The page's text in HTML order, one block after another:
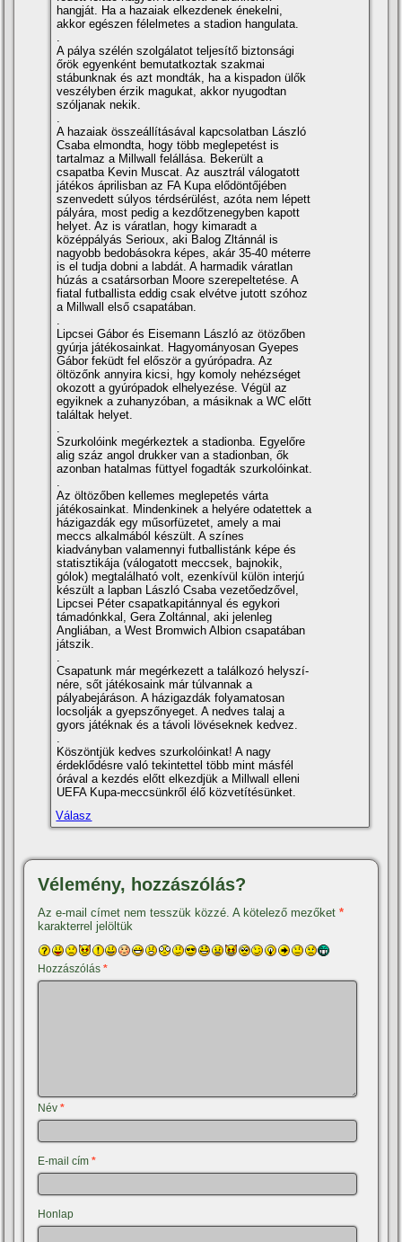
hangját. Ha a hazaiak elkezdenek énekelni,
akkor egészen félelmetes a stadion hangulata.
A pálya szélén szolgálatot teljesí­tő biztonsági
őrök egyenként bemutatkoztak szakmai
stábunknak és azt mondták, ha a kispadon ülők
veszélyben érzik magukat, akkor nyugodtan
szóljanak nekik.
A hazaiak összeállí­tásával kapcsolatban László
Csaba elmondta, hogy több meglepetést is
tartalmaz a Millwall felállása. Bekerült a
csapatba Kevin Muscat. Az ausztrál válogatott
játékos áprilisban az FA Kupa elődöntőjében
szenvedett súlyos térdsérülést, azóta nem lépett
pályára, most pedig a kezdőtzenegyben kapott
helyet. Az is váratlan, hogy kimaradt a
középpályás Serioux, aki Balog Zltánnál is
nagyobb bedobásokra képes, akár 35-40 méterre
is el tudja dobni a labdát. A harmadik váratlan
húzás a csatársorban Moore szerepeltetése. A
fiatal futballista eddig csak elvétve jutott szóhoz
a Millwall első csapatában.
Lipcsei Gábor és Eisemann László az ötözőben
gyúrja játékosainkat. Hagyományosan Gyepes
Gábor feküdt fel először a gyúrópadra. Az
öltözőnk annyira kicsi, hgy komoly nehézséget
okozott a gyúrópadok elhelyezése. Végül az
egyiknek a zuhanyzóban, a másiknak a WC előtt
találtak helyet.
Szurkolóink megérkeztek a stadionba. Egyelőre
alig száz angol drukker van a stadionban, ők
azonban hatalmas füttyel fogadták szurkolóinkat.
Az öltözőben kellemes meglepetés várta
játékosainkat. Mindenkinek a helyére odatettek a
házigazdák egy műsorfüzetet, amely a mai
meccs alkalmából készült. A szí­nes
kiadványban valamennyi futballistánk képe és
statisztikája (válogatott meccsek, bajnokik,
gólok) megtalálható volt, ezenkí­vül külön interjú
készült a lapban László Csaba vezetőedzővel,
Lipcsei Péter csapatkapitánnyal és egykori
támadónkkal, Gera Zoltánnal, aki jelenleg
Angliában, a West Bromwich Albion csapatában
játszik.
Csapatunk már megérkezett a találkozó helyszí­
nére, sőt játékosaink már túlvannak a
pályabejáráson. A házigazdák folyamatosan
locsolják a gyepszőnyeget. A nedves talaj a
gyors játéknak és a távoli lövéseknek kedvez.
Köszöntjük kedves szurkolóinkat! A nagy
érdeklődésre való tekintettel több mint másfél
órával a kezdés előtt elkezdjük a Millwall elleni
UEFA Kupa-meccsünkről élő közvetí­tésünket.
Válasz
Vélemény, hozzászólás?
Az e-mail címet nem tesszük közzé. A kötelező mezőket*
karakterrel jelöltük
Hozzászólás*
Név*
E-mail cím*
Honlap